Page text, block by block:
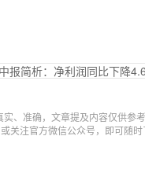
报简析：净利润同比下降
、准确，文章提及内容仅供参
关注官方微信公众号，即可随